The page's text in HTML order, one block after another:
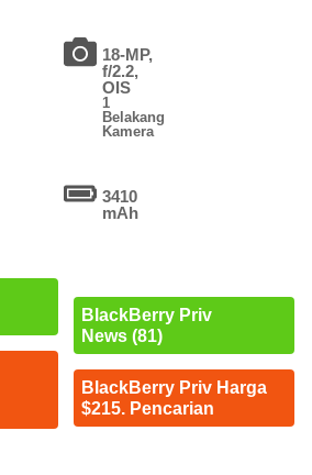
18-MP,
f/2.2,
OIS
1
Belakang
Kamera
3410
mAh
BlackBerry Priv
News (81)
BlackBerry Priv Harga
$215. Pencarian